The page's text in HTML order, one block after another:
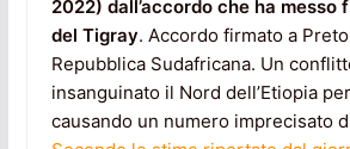
2022) dall’accordo che ha messo
del Tigray. Accordo firmato a
Repubblica Sudafricana. Un
insanguinato il Nord dell’Etiopia
causando un numero imprecisato